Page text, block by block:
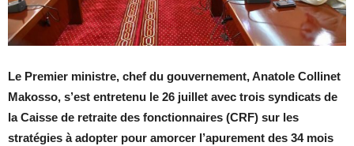
Le Premier ministre, chef du gouvernement, Anatole Collinet
Makosso, s’est entretenu le 26 juillet avec trois syndicats de
la Caisse de retraite des fonctionnaires (CRF) sur les
stratégies à adopter pour amorcer l’apurement des 34 mois